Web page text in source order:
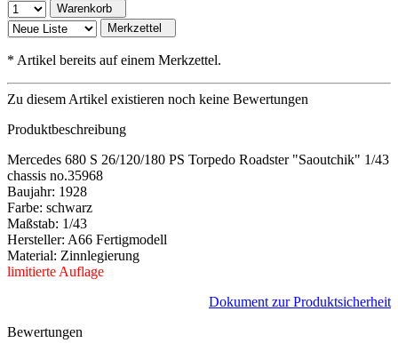
Warenkorb
Merkzettel
* Artikel bereits auf einem Merkzettel.
Zu diesem Artikel existieren noch keine Bewertungen
Produktbeschreibung
Mercedes 680 S 26/120/180 PS Torpedo Roadster "Saoutchik" 1/43
chassis no.35968
Baujahr: 1928
Farbe: schwarz
Maßstab: 1/43
Hersteller: A66 Fertigmodell
Material: Zinnlegierung
limitierte Auflage
Dokument zur Produktsicherheit
Bewertungen